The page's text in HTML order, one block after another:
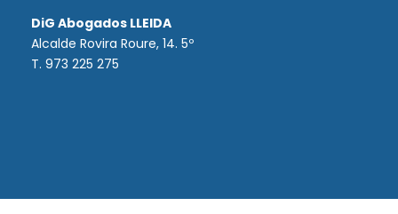
DiG Abogados LLEIDA
Alcalde Rovira Roure, 14. 5º
T. 973 225 275